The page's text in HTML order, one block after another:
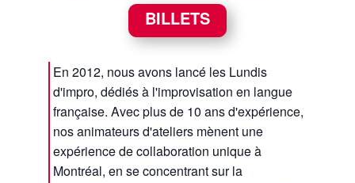
BILLETS
En 2012, nous avons lancé les Lundis
d'impro, dédiés à l'improvisation en langue
française. Avec plus de 10 ans d'expérience,
nos animateurs d'ateliers mènent une
expérience de collaboration unique à
Montréal, en se concentrant sur la